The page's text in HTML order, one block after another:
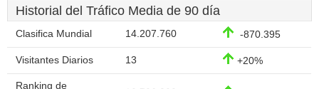
Historial del Tráfico Media de 90 día
Clasifica Mundial 14.207.760 -870.395
Visitantes Diarios 13 +20%
Ranking de